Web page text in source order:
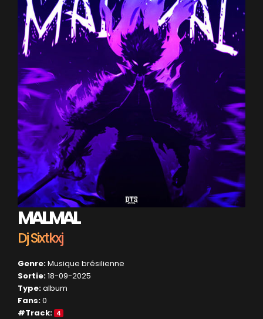
MAL MAL
Dj Sixtkxj
Genre:Musique brésilienne
Sortie:18-09-2025
Type:album
Fans:0
#Track:
4